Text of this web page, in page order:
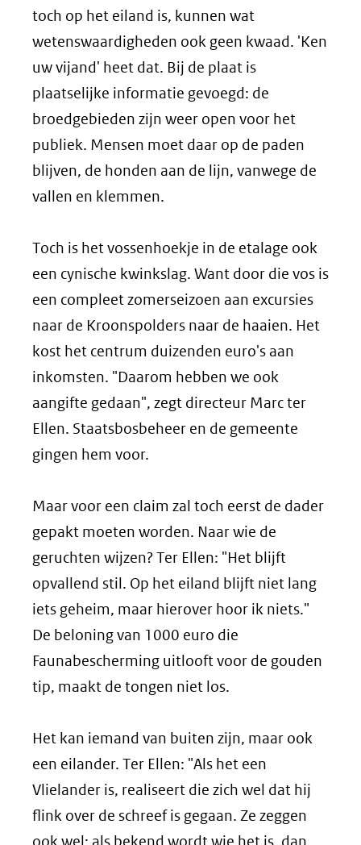
toch op het eiland is, kunnen wat
wetenswaardigheden ook geen kwaad. 'Ken
uw vijand' heet dat. Bij de plaat is
plaatselijke informatie gevoegd: de
broedgebieden zijn weer open voor het
publiek. Mensen moet daar op de paden
blijven, de honden aan de lijn, vanwege de
vallen en klemmen.
Toch is het vossenhoekje in de etalage ook
een cynische kwinkslag. Want door die vos is
een compleet zomerseizoen aan excursies
naar de Kroonspolders naar de haaien. Het
kost het centrum duizenden euro's aan
inkomsten. "Daarom hebben we ook
aangifte gedaan", zegt directeur Marc ter
Ellen. Staatsbosbeheer en de gemeente
gingen hem voor.
Maar voor een claim zal toch eerst de dader
gepakt moeten worden. Naar wie de
geruchten wijzen? Ter Ellen: "Het blijft
opvallend stil. Op het eiland blijft niet lang
iets geheim, maar hierover hoor ik niets."
De beloning van 1000 euro die
Faunabescherming uitlooft voor de gouden
tip, maakt de tongen niet los.
Het kan iemand van buiten zijn, maar ook
een eilander. Ter Ellen: "Als het een
Vlielander is, realiseert die zich wel dat hij
flink over de schreef is gegaan. Ze zeggen